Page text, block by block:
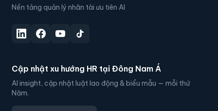
Nền tảng quản lý nhân tài ưu tiên AI
Cập nhật xu hướng HR tại Đông Nam Á
AI insight, cập nhật luật lao động & biểu mẫu — mỗi thứ
Năm.